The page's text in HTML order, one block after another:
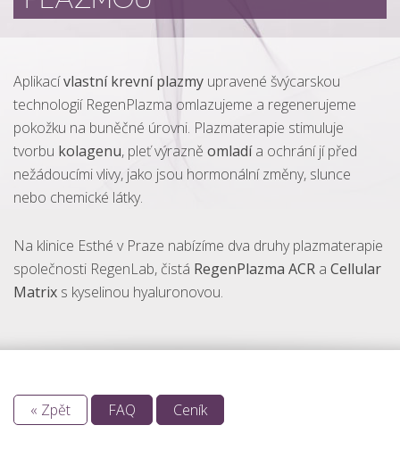
Aplikacívlastní krevní plazmy upravené švýcarskou
technologií RegenPlazma omlazujeme a regenerujeme
pokožku na buněčné úrovni. Plazmaterapie stimuluje
tvorbu kolagenu, pleť výrazně omladía ochrání jí před
nežádoucími vlivy, jako jsou hormonální změny, slunce
nebo chemické látky.
Na klinice Esthé v Praze nabízíme dva druhy plazmaterapie
společnosti RegenLab, čistá RegenPlazma ACR a Cellular
Matrix s kyselinou hyaluronovou.
« Zpět FAQ Ceník